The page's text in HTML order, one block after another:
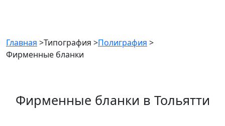
Главная >Типография >Полиграфия >
Фирменные бланки
Фирменные бланки в Тольятти